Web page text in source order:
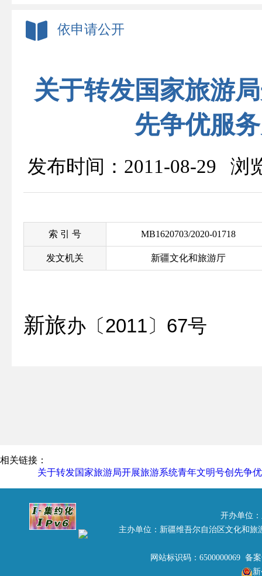
依申请公开
关于转发国家旅游
先争优服
发布时间：2011-08-29 浏
索 引 号 MB1620703/2020-01718
发文机关 新疆文化和旅游厅
新旅办 〔2011〕 67号
各
根据全国青年文明号活动
全国旅游系统开展“青年文
游局《关于开展旅游系统“
（旅监管发〔2011〕80
相关链接：
关于转发国家旅游局开展旅游系统青年文明号创先争
开办单位
主办单位：新疆维吾尔自治区文化和
网站标识码：6500000069 备